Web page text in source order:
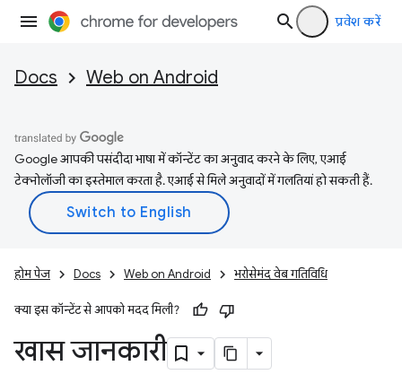
प्रवेश करें
Docs Web on Android
Google आपकी पसंदीदा भाषा में कॉन्टेंट का अनुवाद करने के लिए, एआई
टेक्नोलॉजी का इस्तेमाल करता है. एआई से मिले अनुवादों में गलतियां हो सकती हैं.
होम पेज Docs Web on Android भरोसेमंद वेब गतिविधि
क्या इस कॉन्टेंट से आपको मदद मिली?
खास जानकारी